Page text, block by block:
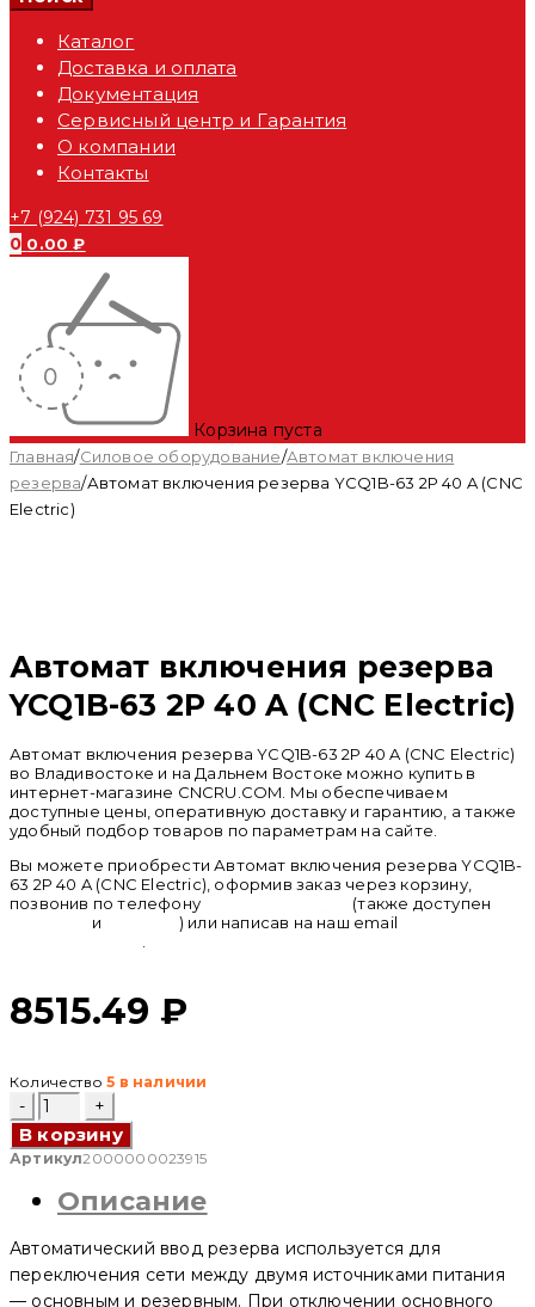
Каталог
Доставка и оплата
Документация
Сервисный центр и Гарантия
О компании
Контакты
+7 (924) 731 95 69
0 0.00₽
Корзина пуста
Главная/Силовое оборудование/Автомат включения
резерва/Автомат включения резерва YCQ1B-63 2P 40 A (CNC
Electric)
Автомат включения резерва
YCQ1B-63 2P 40 A (CNC Electric)
Автомат включения резерва YCQ1B-63 2P 40 A (CNC Electric)
во Владивостоке и на Дальнем Востоке можно купить в
интернет-магазине CNCRU.COM. Мы обеспечиваем
доступные цены, оперативную доставку и гарантию, а также
удобный подбор товаров по параметрам на сайте.
Вы можете приобрести Автомат включения резерва YCQ1B-
63 2P 40 A (CNC Electric), оформив заказ через корзину,
позвонив по телефону
(также доступен
и
) или написав на наш email
8515.49 ₽
Количество 5 в наличии
Количество
товара
Автомат
включения
YCQ1B-
63
40
A
В корзину
Артикул2000000023915
Описание
Автоматический ввод резерва используется для
переключения сети между двумя источниками питания
— основным и резервным. При отключении основного